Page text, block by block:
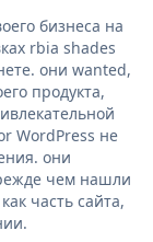
бизнеса на
rbia shades
они wanted,
продукта,
WordPress не
они
чем нашли
часть сайта,